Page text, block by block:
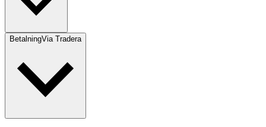
BetalningVia Tradera